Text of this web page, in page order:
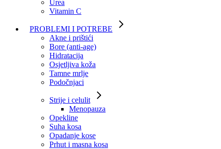
Urea
Vitamin C
PROBLEMI I POTREBE
Akne i prištići
Bore (anti-age)
Hidratacija
Osjetljiva koža
Tamne mrlje
Podočnjaci
Strije i celulit
Menopauza
Opekline
Suha kosa
Opadanje kose
Prhut i masna kosa